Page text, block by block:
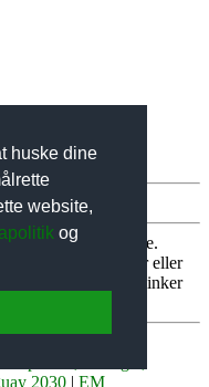
huske dine
website,
og
siden er vejledende.
for hverken priser eller
produkter, men linker
2030 | EM